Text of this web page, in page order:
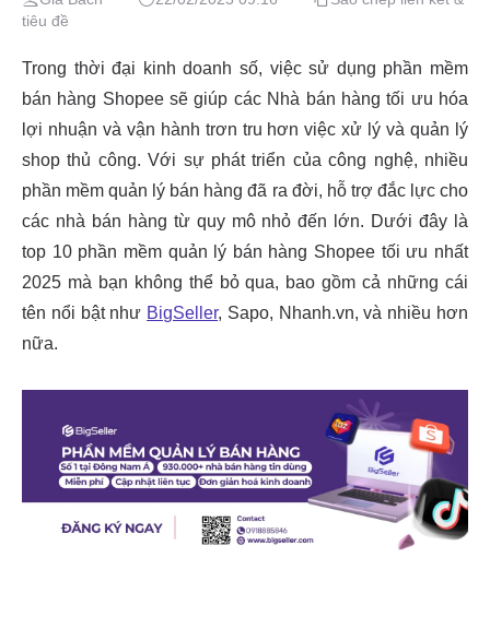
tiêu đề